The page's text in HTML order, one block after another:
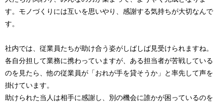
す。モノづくりには互いを思いやり、感謝する気持ちが大切なんで
す。
社内では、従業員たちが助け合う姿がしばしば見受けられますね。
各自分担して業務に携わっていますが、ある担当者が苦戦している
のを見たら、他の従業員が「おれが手を貸そうか」と率先して声を
掛けています。
助けられた当人は相手に感謝し、別の機会に誰かが困っているのを